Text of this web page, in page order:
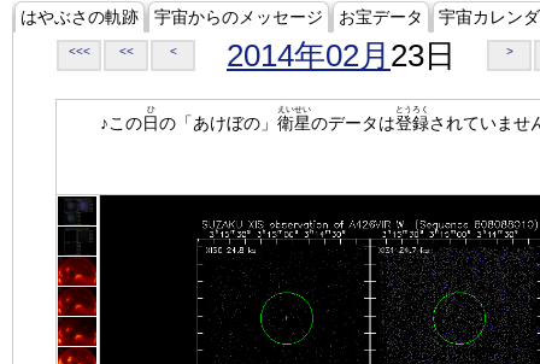
はやぶさの軌跡 宇宙からのメッセージ お宝データ 宇宙カレン
<<< << < 2014年02月 23日 >
♪この日
ひ
の「あけぼの」 衛星
えいせい
のデータは登録
とうろく
されていませ